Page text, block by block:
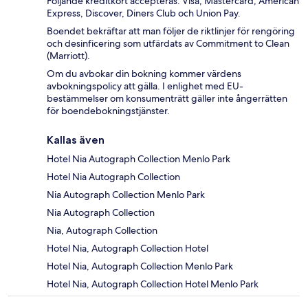
Express, Discover, Diners Club och Union Pay.
Boendet bekräftar att man följer de riktlinjer för rengöring
och desinficering som utfärdats av Commitment to Clean
(Marriott).
Om du avbokar din bokning kommer värdens
avbokningspolicy att gälla. I enlighet med EU-
bestämmelser om konsumenträtt gäller inte ångerrätten
för boendebokningstjänster.
Kallas även
Hotel Nia Autograph Collection Menlo Park
Hotel Nia Autograph Collection
Nia Autograph Collection Menlo Park
Nia Autograph Collection
Nia, Autograph Collection
Hotel Nia, Autograph Collection Hotel
Hotel Nia, Autograph Collection Menlo Park
Hotel Nia, Autograph Collection Hotel Menlo Park